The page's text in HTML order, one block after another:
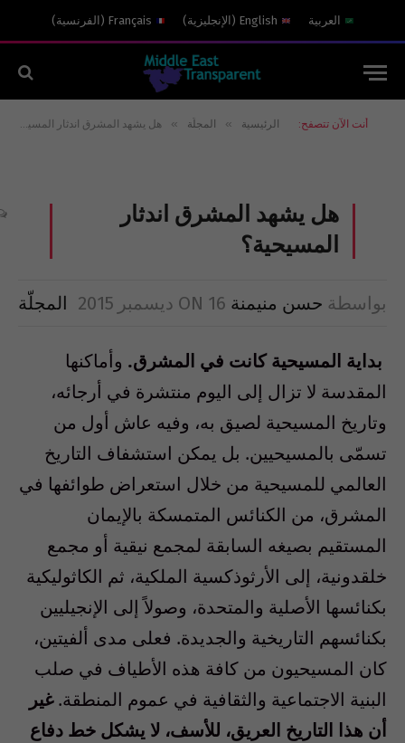
العربية English
( الإنجليزية)
Français
( الفرنسية)
أنت الآن تتصفح: الرئيسية » المجلّة » هل يشهد المشرق اندثار المسيحية؟
هل يشهد المشرق اندثار
المسيحية؟
بواسطة حسن منيمنة ON 16 ديسمبر 2015 المجلّة
بداية المسيحية كانت في المشرق. وأماكنها
المقدسة لا تزال إلى اليوم منتشرة في أرجائه،
وتاريخ المسيحية لصيق به، وفيه عاش أول من
تسمّى بالمسيحيين. بل يمكن استشفاف التاريخ
العالمي للمسيحية من خلال استعراض طوائفها في
المشرق، من الكنائس المتمسكة بالإيمان
المستقيم بصيغه السابقة لمجمع نيقية أو مجمع
خلقدونية، إلى الأرثوذكسية الملكية، ثم الكاثوليكية
بكنائسها الأصلية والمتحدة، وصولاً إلى الإنجيليين
بكنائسهم التاريخية والجديدة. فعلى مدى ألفيتين،
كان المسيحيون من كافة هذه الأطياف في صلب
البنية الاجتماعية والثقافية في عموم المنطقة.غير
أن هذا التاريخ العريق، للأسف، لا يشكل خط دفاع